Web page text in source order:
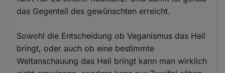
das Gegenteil des gewünschten erreicht.
Sowohl die Entscheidung ob Veganismus das Heil
bringt, oder auch ob eine bestimmte
Weltanschauung das Heil bringt kann man wirklich